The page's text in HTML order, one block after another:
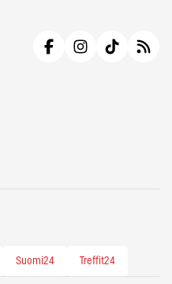
Suomi24 Treffit24